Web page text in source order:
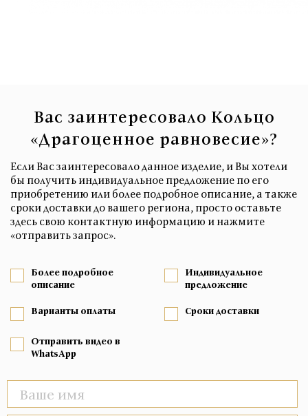
Вас заинтересовало Кольцо
«Драгоценное равновесие»?
Если Вас заинтересовало данное изделие, и Вы хотели
бы получить индивидуальное предложение по его
приобретению или более подробное описание, а также
сроки доставки до вашего региона, просто оставьте
здесь свою контактную информацию и нажмите
«отправить запрос».
Более подробное
описание
Индивидуальное
предложение
Варианты оплаты Сроки доставки
Отправить видео в
WhatsApp